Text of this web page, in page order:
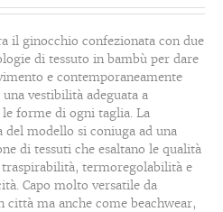
il ginocchio confezionata con due
di tessuto in bambù per dare
e contemporaneamente
vestibilità adeguata a
forme di ogni taglia. La
modello si coniuga ad una
di tessuti che esaltano le qualità
termoregolabilità e
Capo molto versatile da
città ma anche come beachwear,